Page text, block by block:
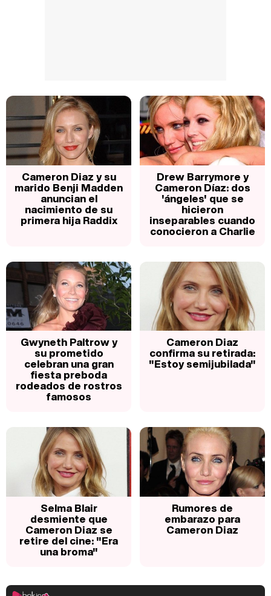
Cameron Diaz y su
marido Benji Madden
anuncian el
nacimiento de su
primera hija Raddix
Drew Barrymore y
Cameron Díaz: dos
'ángeles' que se
hicieron
inseparables cuando
conocieron a Charlie
Gwyneth Paltrow y
su prometido
celebran una gran
fiesta preboda
rodeados de rostros
famosos
Cameron Diaz
confirma su retirada:
"Estoy semijubilada"
Selma Blair
desmiente que
Cameron Diaz se
retire del cine: "Era
una broma"
Rumores de
embarazo para
Cameron Diaz